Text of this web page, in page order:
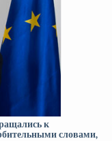
к
словами,